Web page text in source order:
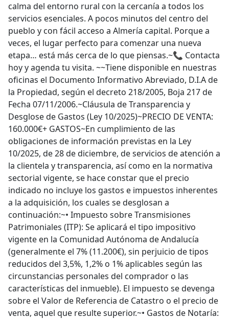
calma del entorno rural con la cercanía a todos los
servicios esenciales. A pocos minutos del centro del
pueblo y con fácil acceso a Almería capital. Porque a
veces, el lugar perfecto para comenzar una nueva
etapa… está más cerca de lo que piensas.~📞 Contacta
hoy y agenda tu visita. ~~Tiene disponible en nuestras
oficinas el Documento Informativo Abreviado, D.I.A de
la Propiedad, según el decreto 218/2005, Boja 217 de
Fecha 07/11/2006.~Cláusula de Transparencia y
Desglose de Gastos (Ley 10/2025)~PRECIO DE VENTA:
160.000€+ GASTOS~En cumplimiento de las
obligaciones de información previstas en la Ley
10/2025, de 28 de diciembre, de servicios de atención a
la clientela y transparencia, así como en la normativa
sectorial vigente, se hace constar que el precio
indicado no incluye los gastos e impuestos inherentes
a la adquisición, los cuales se desglosan a
continuación:~• Impuesto sobre Transmisiones
Patrimoniales (ITP): Se aplicará el tipo impositivo
vigente en la Comunidad Autónoma de Andalucía
(generalmente el 7% (11.200€), sin perjuicio de tipos
reducidos del 3,5%, 1,2% o 1% aplicables según las
circunstancias personales del comprador o las
características del inmueble). El impuesto se devenga
sobre el Valor de Referencia de Catastro o el precio de
venta, aquel que resulte superior.~• Gastos de Notaría: